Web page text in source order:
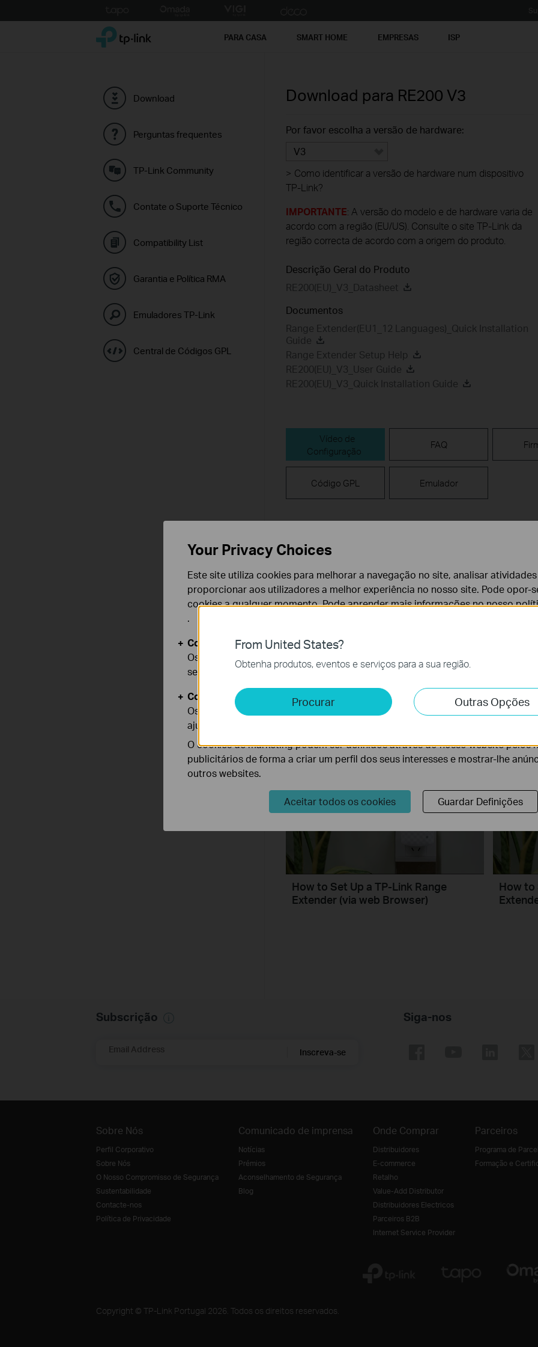
to
TP-Link, Reliably Smart PARA CASA SMART HOME EMPRESAS ISP
Download
Perguntas frequentes
TP-Link Community
Contate o Suporte Técnico
Compatibility List
Garantia e Política RMA
Emuladores TP-Link
Central de Códigos GPL
Download para RE200 V3
Por favor escolha a versão de hardware:
V3
> Como identificar a versão de hardware num dispositivo
TP-Link?
IMPORTANTE: A versão do modelo e de hardware varia de
acordo com a região (EU/US). Consulte o site TP-Link da
região correcta de acordo com a origem do produto.
Descrição Geral do Produto
RE200(EU)_V3_Datasheet
Documentos
Range Extender(EU1_12 Languages)_Quick Installation
Guide
Range Extender Setup Help
RE200(EU)_V3_User Guide
RE200(EU)_V3_Quick Installation Guide
Vídeo de
Configuração
FAQ
Código GPL Emulador
How to Configure a Range Extender
App
How to Set Up a TP-Link Range
Extender (via web Browser)
How to
Subscrição
Email Address Inscreva-se
Siga-nos
Sobre Nós
Perfil Corporativo
Sobre Nós
O Nosso Compromisso de Segurança
Sustentabilidade
Contacte-nos
Política de Privacidade
Comunicado de imprensa
Notícias
Prémios
Aconselhamento de Segurança
Blog
Onde Comprar
Distribuidores
E-commerce
Retalho
Value-Add Distributor
Distribuidores Electricos
Parceiros B2B
Internet Service Provider
Parceiros
Programa de
Formação e
Copyright © TP-Link Portugal 2026. Todos os direitos reservados.
From United States?
Obtenha produtos, eventos e serviços para a sua região.
Procurar Outras Opções
Your Privacy Choices
Este site utiliza cookies para melhorar a navegação no site, analisar
proporcionar aos utilizadores a melhor experiência no nosso site. Pode opor-
cookies a qualquer momento. Pode aprender mais informações no nosso
.
Cookies Básicos
Os cookies são necessários para o funcionamento do website e não podem
seus sistemas.
Cookies de Análise e Marketing
Os cookies de analise permite-nos analisar as suas atividades no nosso
ajustar a funcionalidade do nosso website.
O cookies de marketing podem ser definidos através do nosso website pelos
publicitários de forma a criar um perfil dos seus interesses e mostrar-lhe
outros websites.
Aceitar todos os cookies Guardar Definições